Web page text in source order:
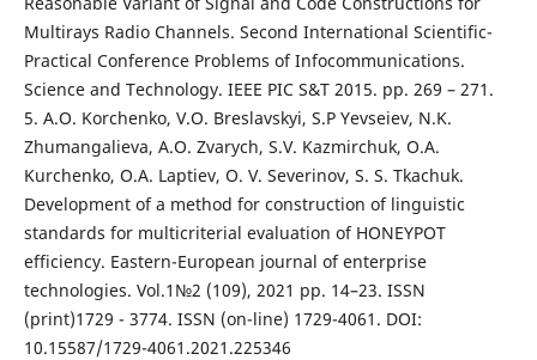
Multirays Radio Channels. Second International Scientific-
Practical Conference Problems of Infocommunications.
Science and Technology. IEEE PIC S&T 2015. pp. 269 – 271.
5. A.O. Korchenko, V.O. Breslavskyi, S.P Yevseiev, N.K.
Zhumangalieva, A.O. Zvarych, S.V. Kazmirchuk, O.A.
Kurchenko, O.A. Laptiev, O. V. Severinov, S. S. Tkachuk.
Development of a method for construction of linguistic
standards for multicriterial evaluation of HONEYPOT
efficiency. Eastern-European journal of enterprise
technologies. Vol.1№2 (109), 2021 рр. 14–23. ISSN
(print)1729 - 3774. ISSN (on-line) 1729-4061. DOI:
10.15587/1729-4061.2021.225346